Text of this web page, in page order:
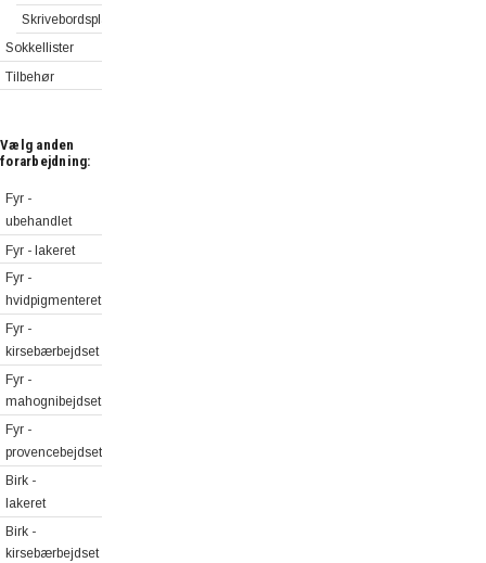
Skrivebordsplader
Sokkellister
Tilbehør
Vælg anden
forarbejdning:
Fyr -
ubehandlet
Fyr - lakeret
Fyr -
hvidpigmenteret
Fyr -
kirsebærbejdset
Fyr -
mahognibejdset
Fyr -
provencebejdset
Birk -
lakeret
Birk -
kirsebærbejdset